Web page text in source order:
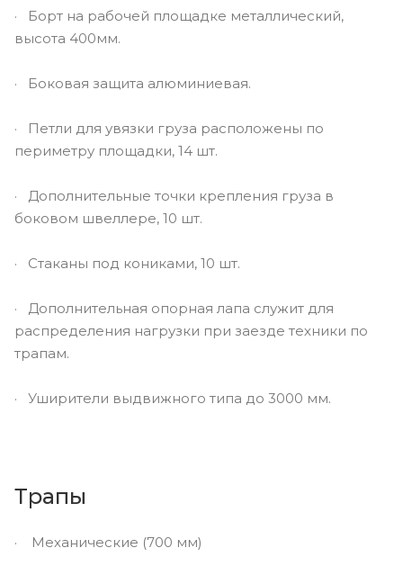
· Борт на рабочей площадке металлический,
высота 400мм.
· Боковая защита алюминиевая.
· Петли для увязки груза расположены по
периметру площадки, 14 шт.
· Дополнительные точки крепления груза в
боковом швеллере, 10 шт.
· Стаканы под кониками, 10 шт.
· Дополнительная опорная лапа служит для
распределения нагрузки при заезде техники по
трапам.
· Уширители выдвижного типа до 3000 мм.
Трапы
· Механические (700 мм)